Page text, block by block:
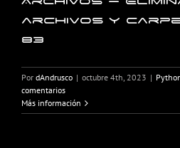
archivos y
83
Por dAndrusco | octubre 4th, 2023 |
comentarios
Más información